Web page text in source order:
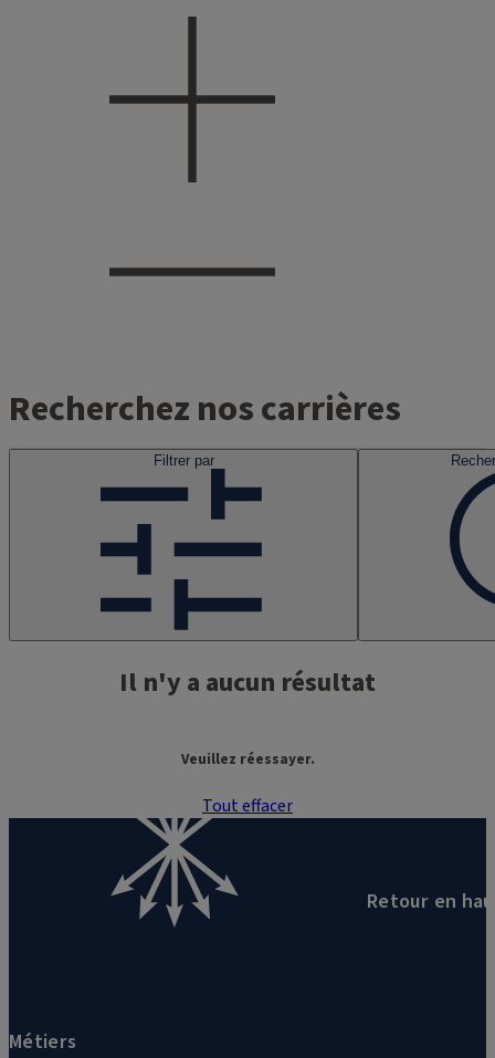
Recherchez nos carrières
Filtrer par
Il n'y a aucun résultat
Veuillez réessayer.
Tout effacer
Métiers
Retour en